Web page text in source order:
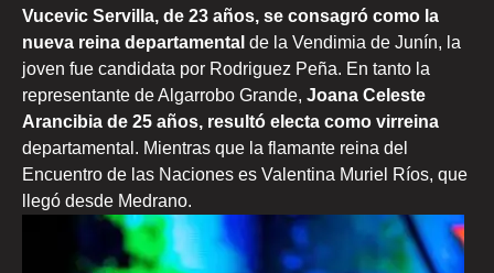
Vucevic Servilla, de 23 años, se consagró como la
nueva reina departamental de la Vendimia de Junín, la
joven fue candidata por Rodriguez Peña. En tanto la
representante de Algarrobo Grande, Joana Celeste
Arancibia de 25 años, resultó electa como virreina
departamental. Mientras que la flamante reina del
Encuentro de las Naciones es Valentina Muriel Ríos, que
llegó desde Medrano.